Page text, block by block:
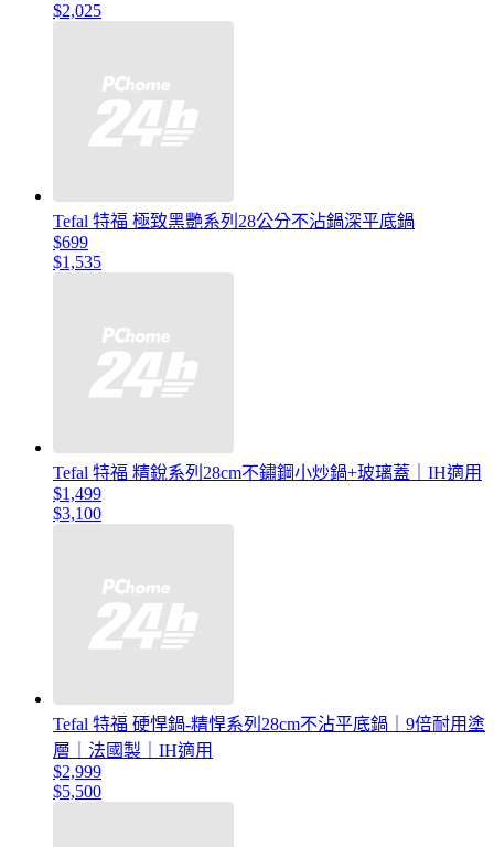
$2,025
Tefal 特福 極致黑艷系列28公分不沾鍋深平底鍋
$699
$1,535
Tefal 特福 精銳系列28cm不鏽鋼小炒鍋+玻璃蓋｜IH適用
$1,499
$3,100
Tefal 特福 硬悍鍋-精悍系列28cm不沾平底鍋｜9倍耐用塗
層｜法國製｜IH適用
$2,999
$5,500